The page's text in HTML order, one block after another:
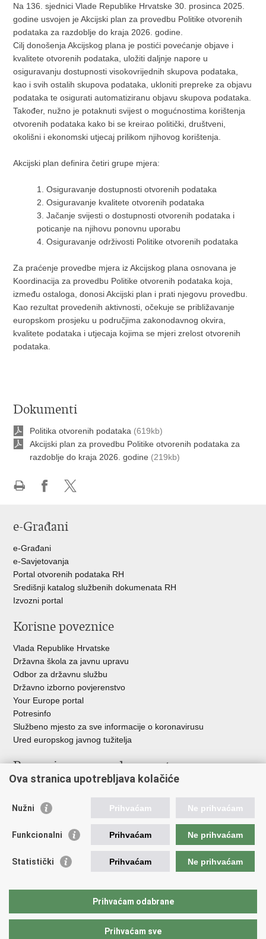
Na 136. sjednici Vlade Republike Hrvatske 30. prosinca 2025.
godine usvojen je Akcijski plan za provedbu Politike otvorenih
podataka za razdoblje do kraja 2026. godine.
Cilj donošenja Akcijskog plana je postići povećanje objave i
kvalitete otvorenih podataka, uložiti daljnje napore u
osiguravanju dostupnosti visokovrijednih skupova podataka,
kao i svih ostalih skupova podataka, ukloniti prepreke za objavu
podataka te osigurati automatiziranu objavu skupova podataka.
Također, nužno je potaknuti svijest o mogućnostima korištenja
otvorenih podataka kako bi se kreirao politički, društveni,
okolišni i ekonomski utjecaj prilikom njihovog korištenja.
Akcijski plan definira četiri grupe mjera:
1. Osiguravanje dostupnosti otvorenih podataka
2. Osiguravanje kvalitete otvorenih podataka
3. Jačanje svijesti o dostupnosti otvorenih podataka i
poticanje na njihovu ponovnu uporabu
4. Osiguravanje održivosti Politike otvorenih podataka
Za praćenje provedbe mjera iz Akcijskog plana osnovana je
Koordinacija za provedbu Politike otvorenih podataka koja,
između ostaloga, donosi Akcijski plan i prati njegovu provedbu.
Kao rezultat provedenih aktivnosti, očekuje se približavanje
europskom prosjeku u područjima zakonodavnog okvira,
kvalitete podataka i utjecaja kojima se mjeri zrelost otvorenih
podataka.
Dokumenti
Politika otvorenih podataka (619kb)
Akcijski plan za provedbu Politike otvorenih podataka za
razdoblje do kraja 2026. godine (219kb)
FacebookuTwitteru
e-Građani
e-Građani
e-Savjetovanja
Portal otvorenih podataka RH
Središnji katalog službenih dokumenata RH
Izvozni portal
Korisne poveznice
Vlada Republike Hrvatske
Državna škola za javnu upravu
Odbor za državnu službu
Državno izborno povjerenstvo
Your Europe portal
Potresinfo
Službeno mjesto za sve informacije o koronavirusu
Ured europskog javnog tužitelja
Poveznice pravosudnog sustava
Državno odvjetništvo
Ured za suzbijanje korupcije i organiziranog kriminaliteta
Državnoodvjetničko vijeće
Hrvatska odvjetnička komora
Europski pravosudni portal
Ova stranica upotrebljava kolačiće
Nužni Prihvaćam Ne prihvaćam
Funkcionalni Prihvaćam Ne prihvaćam
Statistički Prihvaćam Ne prihvaćam
Prihvaćam odabrane
Prihvaćam sve